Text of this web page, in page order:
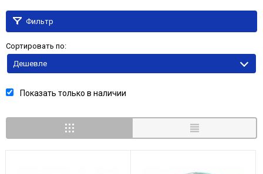
Фильтр
Сортировать по:
Дешевле
Показать только в наличии